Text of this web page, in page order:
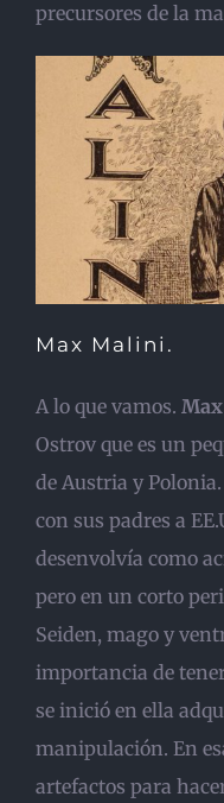
precursores de la
Max Malini.
A lo que vamos.
Ostrov que es un
de Austria y
con sus padres a
desenvolvía como
pero en un corto
Seiden, mago y
importancia de
se inició en ella
manipulación. En
artefactos para